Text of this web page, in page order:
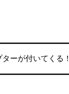
ーが付いてくる！